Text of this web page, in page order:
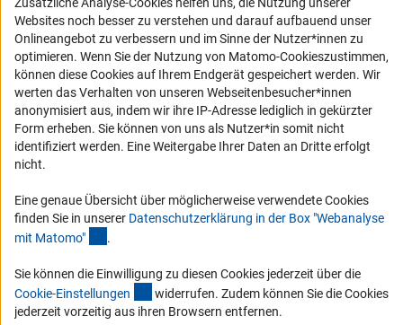
Service und Informationen für Menschen mit Behinderungen
Erklärung zur Barrierefreiheit
Barriere melden
DFG-aktuell
Erhalten Sie Neuigkeiten aus der DFG direkt in Ihr Mailpostfach oder
schauen Sie sich die Ausgaben online an.
Zum Newsletter
Impressum Datenschutz Cookie-Einstellungen
Websites noch besser zu verstehen und darauf aufbauend unser
Onlineangebot zu verbessern und im Sinne der Nutzer*innen zu
optimieren. Wenn Sie der Nutzung von Matomo-Cookieszustimmen,
können diese Cookies auf Ihrem Endgerät gespeichert werden. Wir
werten das Verhalten von unseren Webseitenbesucher*innen
anonymisiert aus, indem wir ihre IP-Adresse lediglich in gekürzter
Form erheben. Sie können von uns als Nutzer*in somit nicht
identifiziert werden. Eine Weitergabe Ihrer Daten an Dritte erfolgt
nicht.
Eine genaue Übersicht über möglicherweise verwendete Cookies
finden Sie in unserer Datenschutzerklärung in der Box "Webanalyse
mit Matomo" .
Sie können die Einwilligung zu diesen Cookies jederzeit über die
Cookie-Einstellungen (interner Link)
widerrufen. Zudem können Sie die Cookies
jederzeit vorzeitig aus ihren Browsern entfernen.